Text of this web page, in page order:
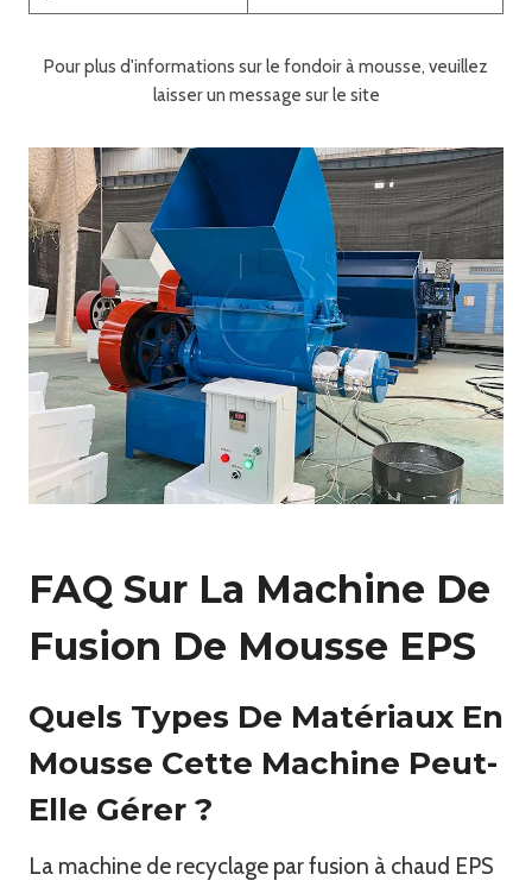
Pour plus d'informations sur le fondoir à mousse, veuillez
laisser un message sur le site
FAQ Sur La Machine De
Fusion De Mousse EPS
Quels Types De Matériaux En
Mousse Cette Machine Peut-
Elle Gérer ?
La machine de recyclage par fusion à chaud EPS